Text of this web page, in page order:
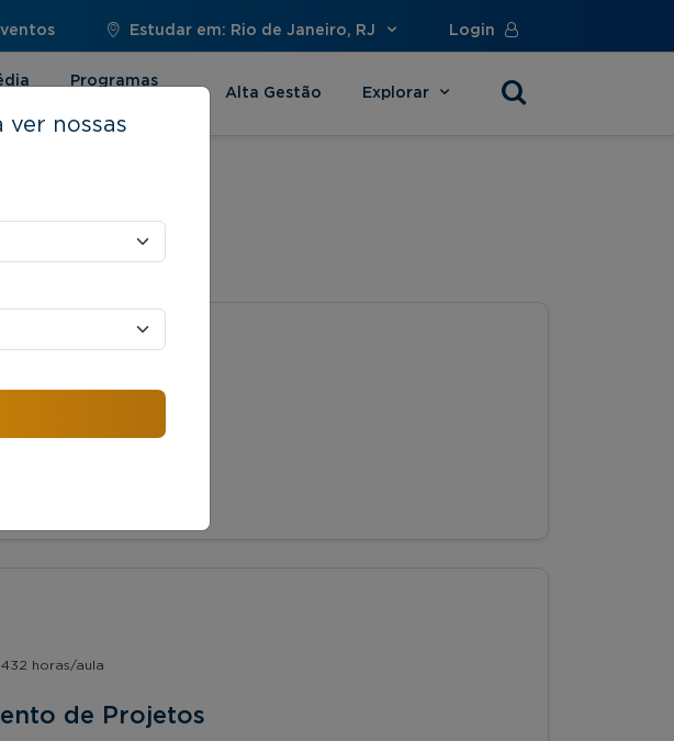
Estudar em: Rio de Janeiro, RJ Login
Programas
Alta Gestão Explorar
432 horas/aula
de Projetos
ver nossas